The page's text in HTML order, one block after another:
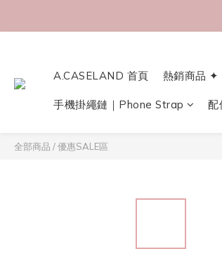
A.CASELAND 首頁 熱銷商品 ✦
手機掛繩鏈｜Phone Strap 配
全部商品 /優惠SALE區